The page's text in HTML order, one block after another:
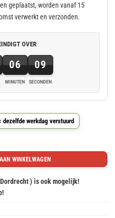
geplaatst, worden vanaf 15
verwerkt en verzonden.
OVER
06
MINUTEN
08
SECONDEN
6
dagen,
9
minuten
en
seconden
werkdag verstuurd
WINKELWAGEN
) is ook mogelijk!